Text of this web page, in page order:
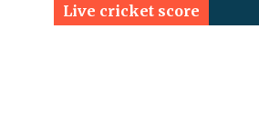
Live cricket score